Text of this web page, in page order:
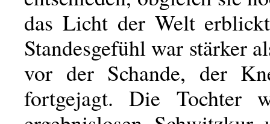
das Licht der Welt
Standesgefühl war stärker
vor der Schande, der
fortgejagt. Die Tochter